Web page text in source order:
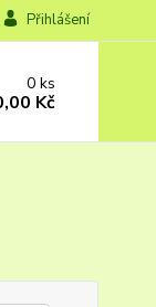
Přihlášení
0ks
Kč